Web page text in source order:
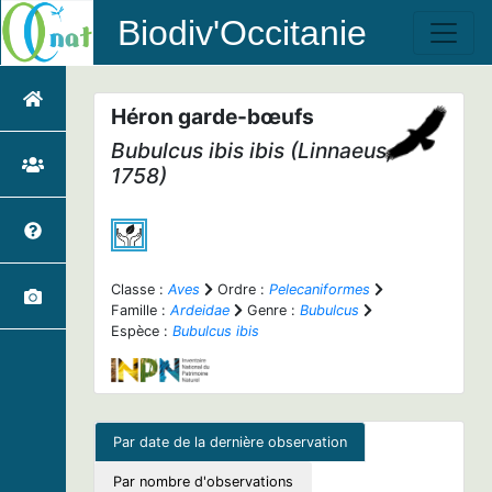
Biodiv'Occitanie
Héron garde-bœufs
Bubulcus ibis ibis (Linnaeus,
1758)
Classe : Aves Ordre : Pelecaniformes
Famille : Ardeidae Genre : Bubulcus
Espèce : Bubulcus ibis
Par date de la dernière observation
Par nombre d'observations